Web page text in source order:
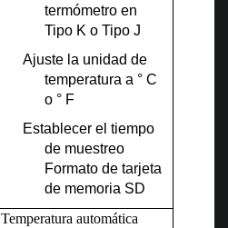
termómetro en
Tipo K o Tipo J
Ajuste la unidad de
temperatura a ° C
o ° F
Establecer el tiempo
de muestreo
Formato de tarjeta
de memoria SD
Temperatura automática